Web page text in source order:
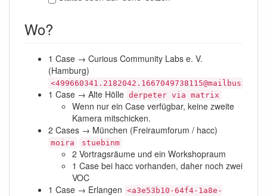
Wo?
1 Case → Curious Community Labs e. V.
(Hamburg)
1 Case → Alte Hölle derpeter via matrix
Wenn nur ein Case verfügbar, keine zweite
Kamera mitschicken.
2 Cases → München (Freiraumforum / hacc)
moira stuebinm
2 Vortragsräume und ein Workshopraum
1 Case bei hacc vorhanden, daher noch zwei
VOC
1 Case → Erlangen <a3e53b10-64f4-1a8e-